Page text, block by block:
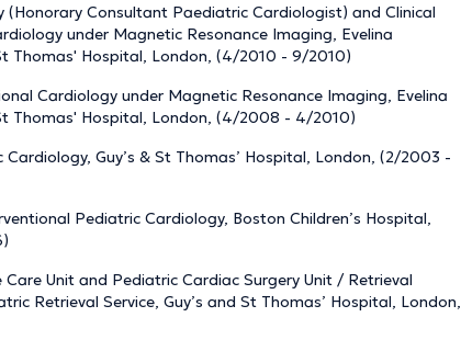
(Honorary Consultant Paediatric Cardiologist) and Clinical
under Magnetic Resonance Imaging, Evelina
Thomas' Hospital, London, (4/2010 - 9/2010)
Cardiology under Magnetic Resonance Imaging, Evelina
Thomas' Hospital, London, (4/2008 - 4/2010)
Guy’s & St Thomas’ Hospital, London, (2/2003 -
Pediatric Cardiology, Boston Children’s Hospital,
Unit and Pediatric Cardiac Surgery Unit / Retrieval
Retrieval Service, Guy’s and St Thomas’ Hospital, London,